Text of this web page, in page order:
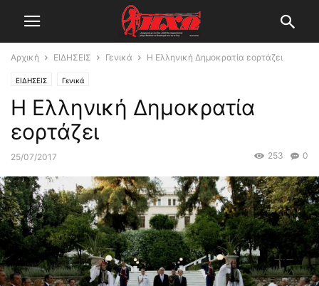
Αρχική ΕΙΔΗΣΕΙΣ Γενικά Η Ελληνική Δημοκρατία εορτάζει
ΕΙΔΗΣΕΙΣ Γενικά
Η Ελληνική Δημοκρατία
εορτάζει
25/07/2017 0
253